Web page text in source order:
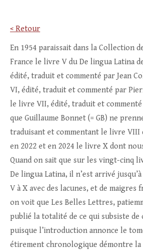
< Retour
En 1954 paraissait dans la Collection
France le livre V du De lingua Latina
édité, traduit et commenté par Jean
VI, édité, traduit et commenté par
le livre VII, édité, traduit et commenté
que Guillaume Bonnet (= GB) ne
traduisant et commentant le livre VIII
en 2022 et en 2024 le livre X dont
Quand on sait que sur les vingt-cinq
De lingua Latina, il n’est arrivé
V à X avec des lacunes, et de maigres
on voit que Les Belles Lettres,
publié la totalité de ce qui subsiste
puisque l’introduction annonce le
étirement chronologique démontre